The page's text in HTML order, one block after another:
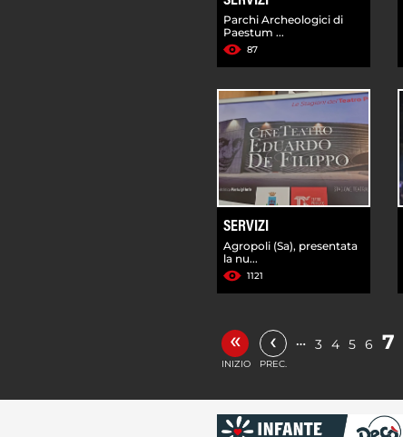
Parchi Archeologici di
Paestum ...
87
SERVIZI
Agropoli (Sa), presentata
la nu...
1121
«
INIZIO
‹
PREC.
… 3 4 5 6 7